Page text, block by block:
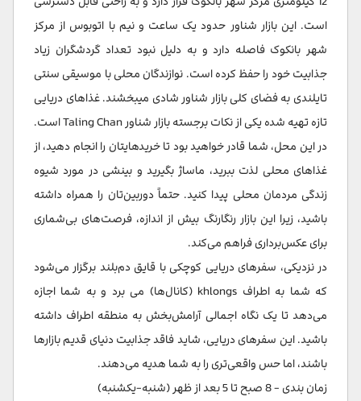
است. این بازار شناور حدود یک ساعت و نیم با اتوبوس از مرکز
شهر بانکوک فاصله دارد و به دلیل نبود تعداد گردشگران زیاد
جذابیت خود را حفظ کرده است. نوازندگان محلی با موسیقی سنتی
تایلندی به فضای کلی بازار شناور شادی میبخشند. غذاهای دریایی
تازه تهیه شده یکی از نکات برجسته بازار شناور Taling Chan است.
در این محل، شما قادر خواهید بود تا خریدهایتان را انجام دهید، از
غذاهای محلی لذت ببرید، ماساژ بگیرید و بینشی در مورد شیوه
زندگی مردمان محلی پیدا کنید. حتماً دوربین‌تان را همراه داشته
باشید، زیرا این بازار رنگارنگ بیش از اندازه، فرصت‌های بی‌شماری
برای عکس‌برداری فراهم می‌کند.
در نزدیکی، سفرهای دریایی کوچکی با قایق دم‌بلند برگزار می‌شود
که شما به اطراف khlongs (کانال‌ها) می برد و به شما اجازه
می‌دهد تا یک نگاه اجمالی آرامش‌بخش به منطقه اطراف داشته
باشید. این سفرهای دریایی، شاید فاقد جذابیت دنیای قدیم بازارها
باشند، اما حس واقعی‌تری را به شما هدیه می‌دهند.
زمان بندی - 8 صبح تا 5 بعد از ظهر (شنبه-یکشنبه)